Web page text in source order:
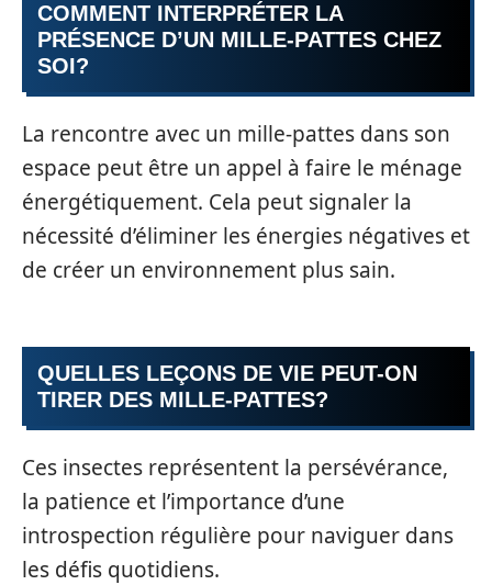
COMMENT INTERPRÉTER LA
PRÉSENCE D’UN MILLE-PATTES CHEZ
SOI?
La rencontre avec un mille-pattes dans son
espace peut être un appel à faire le ménage
énergétiquement. Cela peut signaler la
nécessité d’éliminer les énergies négatives et
de créer un environnement plus sain.
QUELLES LEÇONS DE VIE PEUT-ON
TIRER DES MILLE-PATTES?
Ces insectes représentent la persévérance,
la patience et l’importance d’une
introspection régulière pour naviguer dans
les défis quotidiens.